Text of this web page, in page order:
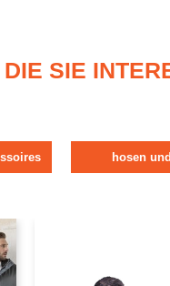
SIE
hosen